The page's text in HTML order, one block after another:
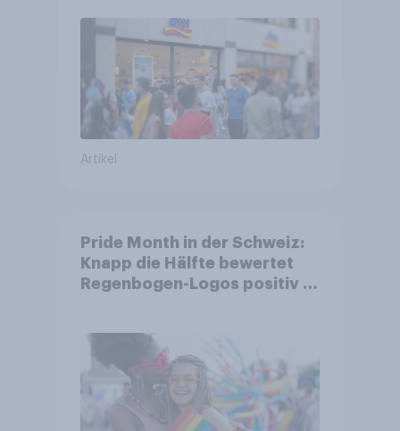
Artikel
Pride Month in der Schweiz:
Knapp die Hälfte bewertet
Regenbogen-Logos positiv –